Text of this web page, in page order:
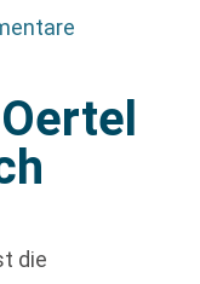
die